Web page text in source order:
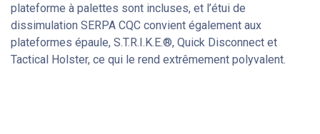
plateforme à palettes sont incluses, et l’étui de
dissimulation SERPA CQC convient également aux
plateformes épaule, S.T.R.I.K.E.®, Quick Disconnect et
Tactical Holster, ce qui le rend extrêmement polyvalent.